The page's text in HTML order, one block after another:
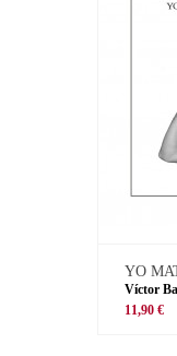
YO
Víctor
11,90 €